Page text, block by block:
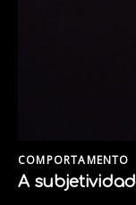
COMPORTAMENTO
A